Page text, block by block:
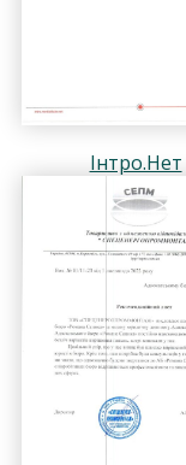
Інтро.Нет